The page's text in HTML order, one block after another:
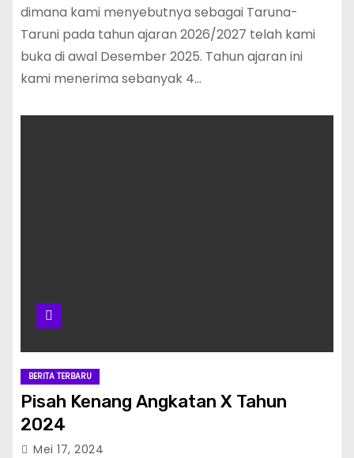
dimana kami menyebutnya sebagai Taruna-
Taruni pada tahun ajaran 2026/2027 telah kami
buka di awal Desember 2025. Tahun ajaran ini
kami menerima sebanyak 4…
BERITA TERBARU
Pisah Kenang Angkatan X Tahun
2024
Mei 17, 2024